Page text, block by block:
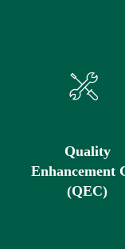
Quality
Enhancement
(QEC)